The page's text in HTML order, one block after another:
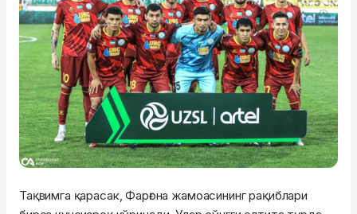
Тақвимга қарасак, Фарғона жамоасининг рақиблари